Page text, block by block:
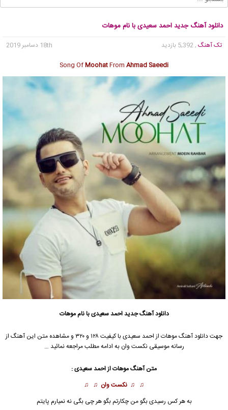
دانلود آهنگ جدید احمد سعیدی با نام موهات
تک آهنگ , 5,392 بازدید
18th دسامبر 2019
Song OfMoohatFrom Ahmad Saeedi
دانلود آهنگ جدیداحمد سعیدی با نام موهات
جهت دانلود آهنگ موهات از احمد سعیدی با کیفیت ۱۲۸ و ۳۲۰ و مشاهده متن این آهنگ از
رسانه موسیقی نکست وان به ادامه مطلب مراجعه نمائید …
متن آهنگموهاتاز احمد سعیدی :
♫ ♫ نکست وان ♫ ♫
به هر کس رسیدی بگو من چکارتم بگو هر چی بگی نه نمیارم پایتم